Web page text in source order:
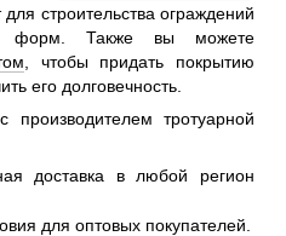
строительства ограждений
форм. Также вы можете
, чтобы придать покрытию
его долговечность.
производителем тротуарной
доставка в любой регион
для оптовых покупателей.